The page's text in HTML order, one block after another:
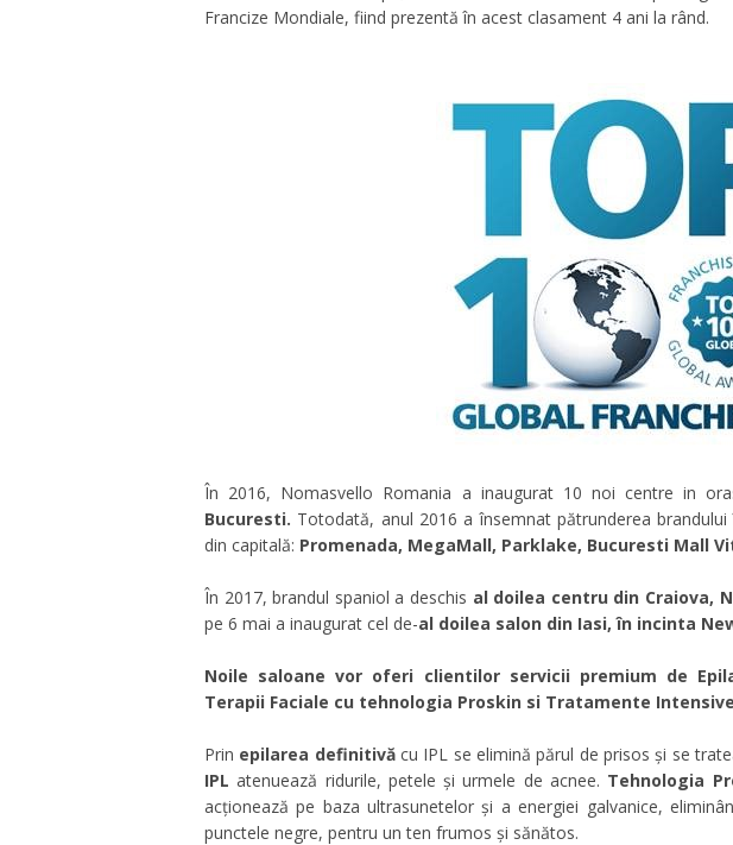
Francize Mondiale, fiind prezentă în acest clasament 4 ani la rând.
În 2016, Nomasvello Romania a inaugurat 10 noi centre in
Bucuresti. Totodată, anul 2016 a însemnat pătrunderea
din capitală: Promenada, MegaMall, Parklake, Bucuresti Mall
În 2017, brandul spaniol a deschis al doilea centru din Craiova,
pe 6 mai a inaugurat cel de-al doilea salon din Iasi, în incinta
Noile saloane vor oferi clientilor servicii premium de
Terapii Faciale cu tehnologia Proskin si Tratamente
Prin epilarea definitivăcu IPL se elimină părul de prisos și se
IPL atenuează ridurile, petele și urmele de acnee. Tehnologia
acționează pe baza ultrasunetelor și a energiei galvanice,
punctele negre, pentru un ten frumos și sănătos.